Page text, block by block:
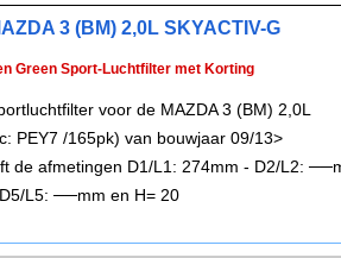
3 (BM) 2,0L SKYACTIV-G
Green Sport-Luchtfilter met Korting
voor de MAZDA 3 (BM) 2,0L
PEY7 /165pk) van bouwjaar 09/13>
de afmetingen D1/L1: 274mm - D2/L2:
L5: ──mm en H= 20